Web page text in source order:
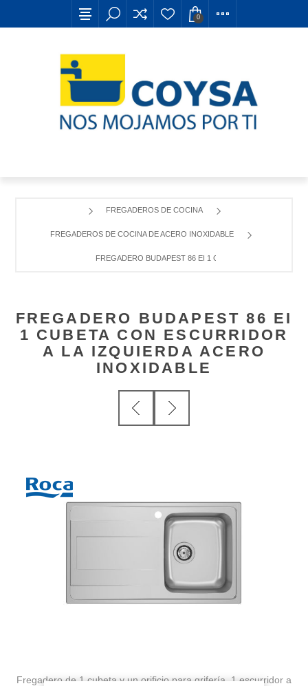
0
FREGADEROS DE COCINA
FREGADEROS DE COCINA DE ACERO INOXIDABLE
FREGADERO BUDAPEST 86 EI 1 CUBETA CON
FREGADERO BUDAPEST 86 EI
1 CUBETA CON ESCURRIDOR
A LA IZQUIERDA ACERO
INOXIDABLE
Fregadero de 1 cubeta y un orificio para grifería, 1 escurridor a